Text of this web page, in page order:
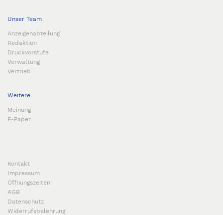
Unser Team
Anzeigenabteilung
Redaktion
Druckvorstufe
Verwaltung
Vertrieb
Weitere
Meinung
E-Paper
Kontakt
Impressum
Öffnungszeiten
AGB
Datenschutz
Widerrufsbelehrung